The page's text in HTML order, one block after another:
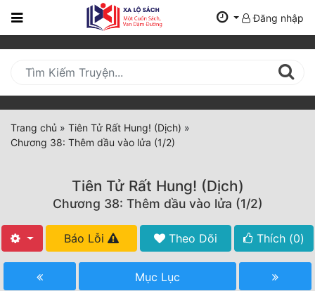
Trang
Mới
Cập
Nhật
(current)
Tất Cả
Hoàn Thành
Đăng nhập
Trang chủ » Tiên Tử Rất Hung! (Dịch) »
Chương 38: Thêm dầu vào lửa (1/2)
Tiên Tử Rất Hung! (Dịch)
Chương 38: Thêm dầu vào lửa (1/2)
Báo Lỗi Theo Dõi Thích (0)
Mục Lục